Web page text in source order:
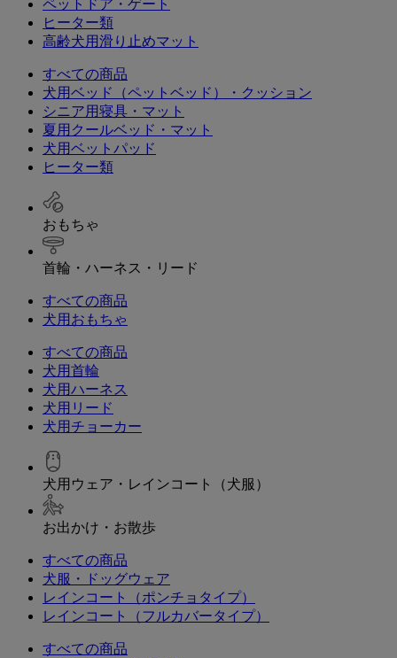
ペットドア・ゲート
ヒーター類
高齢犬用滑り止めマット
すべての商品
犬用ベッド（ペットベッド）・クッション
シニア用寝具・マット
夏用クールベッド・マット
犬用ベットパッド
ヒーター類
おもちゃ
首輪・ハーネス・リード
すべての商品
犬用おもちゃ
すべての商品
犬用首輪
犬用ハーネス
犬用リード
犬用チョーカー
犬用ウェア・レインコート（犬服）
お出かけ・お散歩
すべての商品
犬服・ドッグウェア
レインコート（ポンチョタイプ）
レインコート（フルカバータイプ）
すべての商品